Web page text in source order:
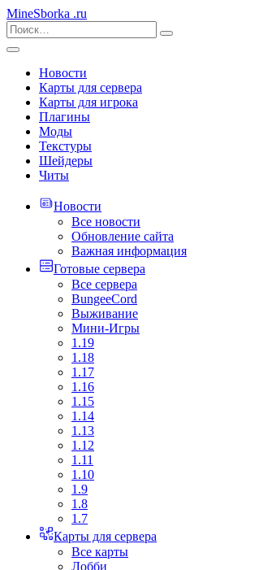
MineSborka .ru
Новости
Карты для сервера
Карты для игрока
Плагины
Моды
Текстуры
Шейдеры
Читы
Новости
Все новости
Обновление сайта
Важная информация
Готовые сервера
Все сервера
BungeeCord
Выживание
Мини-Игры
1.19
1.18
1.17
1.16
1.15
1.14
1.13
1.12
1.11
1.10
1.9
1.8
1.7
Карты для сервера
Все карты
Лобби